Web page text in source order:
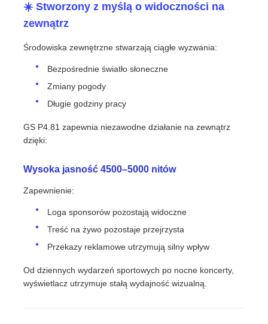
☀️ Stworzony z myślą o widoczności na
zewnątrz
Środowiska zewnętrzne stwarzają ciągłe wyzwania:
Bezpośrednie światło słoneczne
Zmiany pogody
Długie godziny pracy
GS P4.81 zapewnia niezawodne działanie na zewnątrz
dzięki:
Wysoka jasność 4500–5000 nitów
Zapewnienie:
Loga sponsorów pozostają widoczne
Treść na żywo pozostaje przejrzysta
Przekazy reklamowe utrzymują silny wpływ
Od dziennych wydarzeń sportowych po nocne koncerty,
wyświetlacz utrzymuje stałą wydajność wizualną.